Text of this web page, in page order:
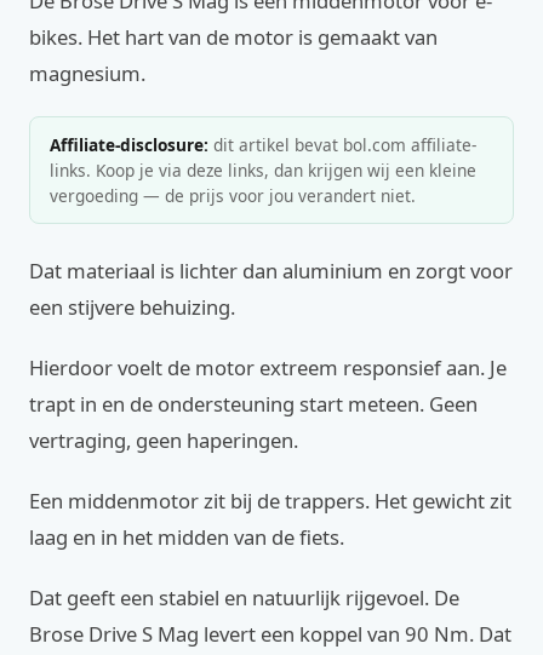
bikes. Het hart van de motor is gemaakt van
magnesium.
Affiliate-disclosure: dit artikel bevat bol.com affiliate-
links. Koop je via deze links, dan krijgen wij een kleine
vergoeding — de prijs voor jou verandert niet.
Dat materiaal is lichter dan aluminium en zorgt voor
een stijvere behuizing.
Hierdoor voelt de motor extreem responsief aan. Je
trapt in en de ondersteuning start meteen. Geen
vertraging, geen haperingen.
Een middenmotor zit bij de trappers. Het gewicht zit
laag en in het midden van de fiets.
Dat geeft een stabiel en natuurlijk rijgevoel. De
Brose Drive S Mag levert een koppel van 90 Nm. Dat